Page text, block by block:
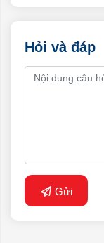
Hỏi và đáp
Gửi